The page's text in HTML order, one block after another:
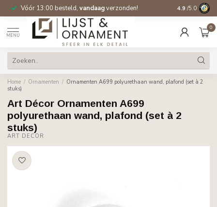
Vóór 13:00 besteld, vandaagverzonden! Gratis
4.9 /5.0
MENU
0
Home / Ornamenten / Ornamenten A699 polyurethaan wand, plafond (set à 2
stuks)
Art Décor Ornamenten A699
polyurethaan wand, plafond (set à 2
stuks)
ART DÉCOR